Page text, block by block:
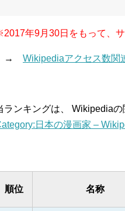
年9月30日をもって、サ
→ Wikipediaアクセス数関
ランキングは、 Wikipedia
日本の漫画家 –
順位 名称